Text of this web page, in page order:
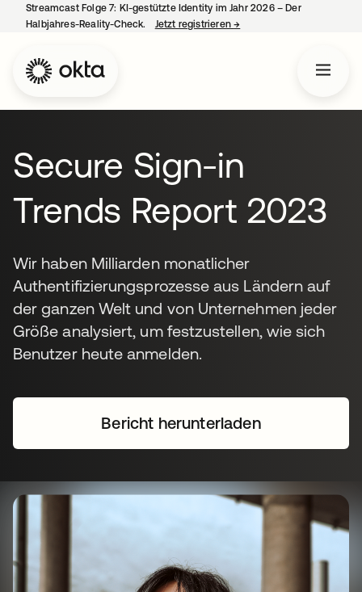
Streamcast Folge 7: KI-gestützte Identity im Jahr 2026 – Der
Halbjahres-Reality-Check.
Jetzt registrieren→
Secure Sign-in
Trends Report 2023
Wir haben Milliarden monatlicher
Authentifizierungsprozesse aus Ländern auf
der ganzen Welt und von Unternehmen jeder
Größe analysiert, um festzustellen, wie sich
Benutzer heute anmelden.
Bericht herunterladen